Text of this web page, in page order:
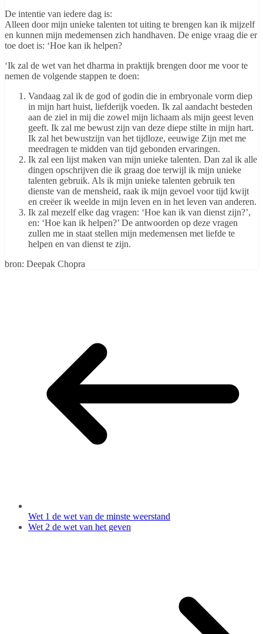
De intentie van iedere dag is:
Alleen door mijn unieke talenten tot uiting te brengen kan ik mijzelf
en kunnen mijn medemensen zich handhaven. De enige vraag die er
toe doet is: ‘Hoe kan ik helpen?
‘Ik zal de wet van het dharma in praktijk brengen door me voor te
nemen de volgende stappen te doen:
Vandaag zal ik de god of godin die in embryonale vorm diep
in mijn hart huist, liefderijk voeden. Ik zal aandacht besteden
aan de ziel in mij die zowel mijn lichaam als mijn geest leven
geeft. Ik zal me bewust zijn van deze diepe stilte in mijn hart.
Ik zal het bewustzijn van het tijdloze, eeuwige Zijn met me
meedragen te midden van tijd gebonden ervaringen.
Ik zal een lijst maken van mijn unieke talenten. Dan zal ik alle
dingen opschrijven die ik graag doe terwijl ik mijn unieke
talenten gebruik. Als ik mijn unieke talenten gebruik ten
dienste van de mensheid, raak ik mijn gevoel voor tijd kwijt
en creëer ik weelde in mijn leven en in het leven van anderen.
Ik zal mezelf elke dag vragen: ‘Hoe kan ik van dienst zijn?’,
en: ‘Hoe kan ik helpen?’ De antwoorden op deze vragen
zullen me in staat stellen mijn medemensen met liefde te
helpen en van dienst te zijn.
bron: Deepak Chopra
Wet 1 de wet van de minste weerstand
Wet 2 de wet van het geven